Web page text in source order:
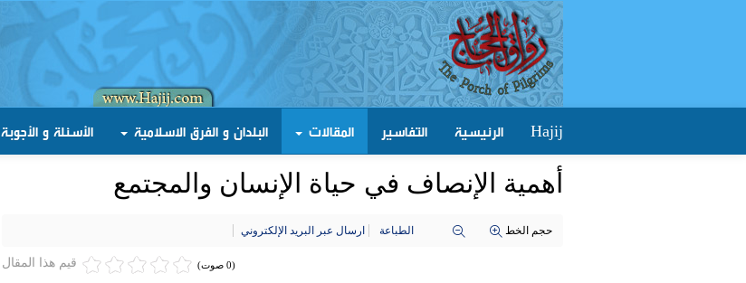
Hajij الرئيسية التفاسير المقالات البلدان و الفرق الاسلامية الأسئلة و الأجوبة
أهمية الإنصاف في حياة الإنسان والمجتمع
حجم الخط الطباعة ارسال عبر البريد الإلكتروني
قيم هذا المقال (0 صوت)